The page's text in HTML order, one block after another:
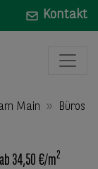
Kontakt
Main
Büros
ab 34,50 €/m2